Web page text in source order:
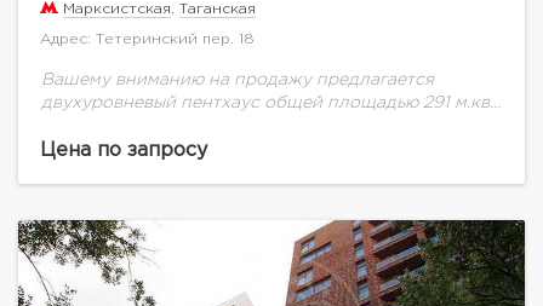
Марксистская Таганская
Адрес: Тетеринский пер. 18
Вашему вниманию на продажу предлагается
двухуровневый пентхаус общей площадью 291 м.кв.
элитном жилом комплексе " Шоколад".
Цена по запросу